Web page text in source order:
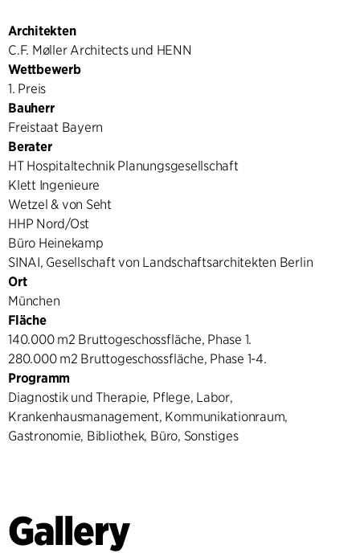
Architekten
C.F. Møller Architects und HENN
Wettbewerb
1. Preis
Bauherr
Freistaat Bayern
Berater
HT Hospitaltechnik Planungsgesellschaft
Klett Ingenieure
Wetzel & von Seht
HHP Nord/Ost
Büro Heinekamp
SINAI, Gesellschaft von Landschaftsarchitekten Berlin
Ort
München
Fläche
140.000 m2 Bruttogeschossfläche, Phase 1.
280.000 m2 Bruttogeschossfläche, Phase 1-4.
Programm
Diagnostik und Therapie, Pflege, Labor,
Krankenhausmanagement, Kommunikationraum,
Gastronomie, Bibliothek, Büro, Sonstiges
Gallery